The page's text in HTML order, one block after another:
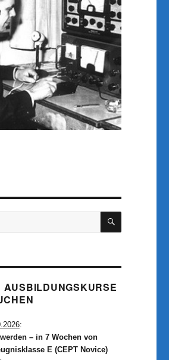
SUCHEN
:
– in 7 Wochen von
E (CEPT Novice)